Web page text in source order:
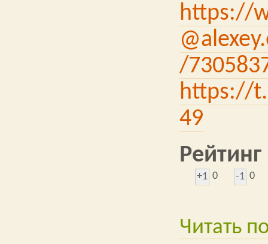
https://
/
https://
49
Рейтинг
+1 0 -1 0
Читать